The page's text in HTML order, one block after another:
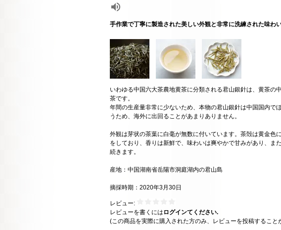
手作業で丁寧に製造された美しい外観と非常に洗練された味わ
いわゆる中国六大茶農地黄茶に分類される君山銀針は、黄茶の
茶です。
年間の生産量非常に少ないため、本物の君山銀針は中国国内で
うため、海外に出回ることがあまりありません。
外観は芽状の茶葉に白毫が無数に付いています。茶殻は黄金色
をしており、香りは新鮮で、味わいは爽やかで甘みがあり、ま
続きます。
産地：中国湖南省岳陽市洞庭湖内の君山島
摘採時期：2020年3月30日
レビュー:
レビューを書くには ログインてください.
(この商品を実際に購入された方のみ、レビューを投稿すること